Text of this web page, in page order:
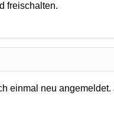
freischalten.
einmal neu